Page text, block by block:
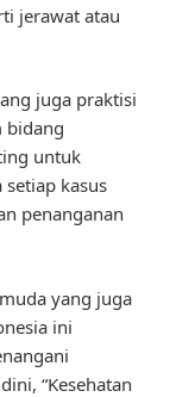
jerawat atau
juga praktisi
bidang
untuk
kasus
penanganan
yang juga
ini
“Kesehatan